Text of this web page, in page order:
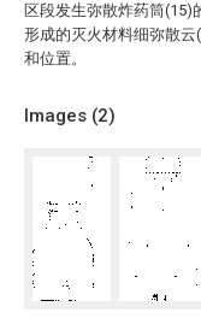
区段发生弥散炸药筒(15)
形成的灭火材料细弥散
和位置。
Images (2)